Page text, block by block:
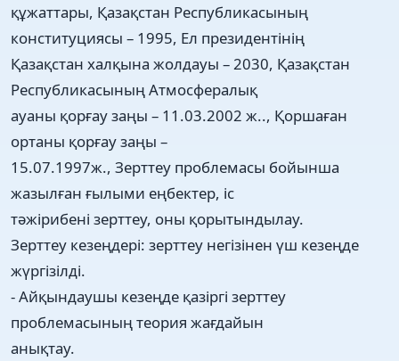
құжаттары, Қазақстан Республикасының
конституциясы – 1995, Ел президентінің
Қазақстан халқына жолдауы – 2030, Қазақстан
Республикасының Атмосфералық
ауаны қорғау заңы – 11.03.2002 ж.., Қоршаған
ортаны қорғау заңы –
15.07.1997ж., Зерттеу проблемасы бойынша
жазылған ғылыми еңбектер, іс
тәжірибені зерттеу, оны қорытындылау.
Зерттеу кезеңдері: зерттеу негізінен үш кезеңде
жүргізілді.
- Айқындаушы кезеңде қазіргі зерттеу
проблемасының теория жағдайын
анықтау.